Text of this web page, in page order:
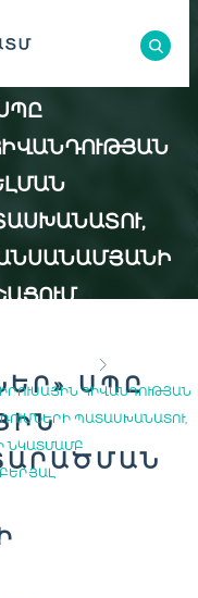
ՀԻՎԱՆԴՈՒԹՅԱՆ
ՊԱՏԱՍԽԱՆԱՏՈՒ,
ՆԿԱՏՄԱՄԲ
ՍՊԸ